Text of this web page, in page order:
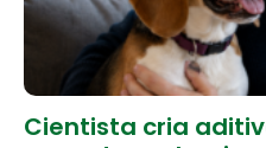
Cientista cria